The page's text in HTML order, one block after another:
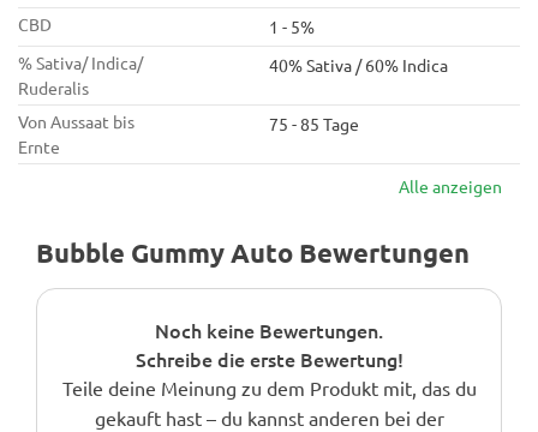
CBD
1 - 5%
% Sativa/ Indica/
Ruderalis
40% Sativa / 60% Indica
Von Aussaat bis
Ernte
75 - 85 Tage
Alle anzeigen
Bubble Gummy Auto Bewertungen
Noch keine Bewertungen.
Schreibe die erste Bewertung!
Teile deine Meinung zu dem Produkt mit, das du
gekauft hast – du kannst anderen bei der